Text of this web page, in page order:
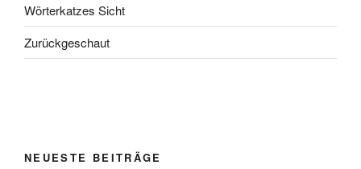
Wörterkatzes Sicht
Zurückgeschaut
NEUESTE BEITRÄGE